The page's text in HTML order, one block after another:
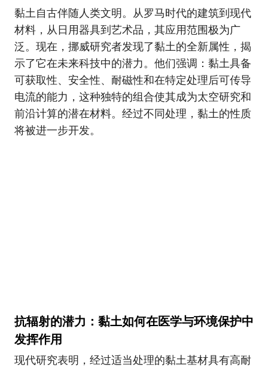
黏土自古伴随人类文明。从罗马时代的建筑到现代
材料，从日用器具到艺术品，其应用范围极为广
泛。现在，挪威研究者发现了黏土的全新属性，揭
示了它在未来科技中的潜力。他们强调：黏土具备
可获取性、安全性、耐磁性和在特定处理后可传导
电流的能力，这种独特的组合使其成为太空研究和
前沿计算的潜在材料。经过不同处理，黏土的性质
将被进一步开发。
抗辐射的潜力：黏土如何在医学与环境保护中
发挥作用
现代研究表明，经过适当处理的黏土基材具有高耐